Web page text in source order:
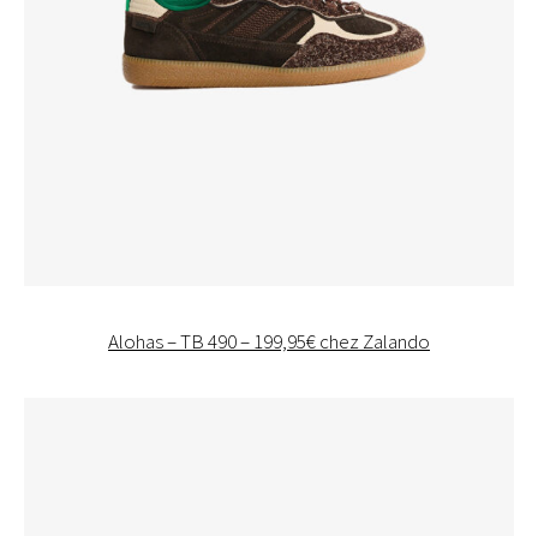
Alohas – TB 490 – 199,95€ chez Zalando